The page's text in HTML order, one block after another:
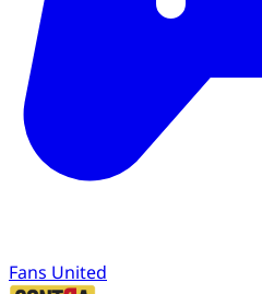
Fans United